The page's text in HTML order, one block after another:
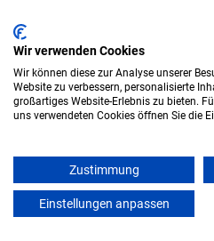
Duales Studium
virtuellen Campus -
Hagelversicherung VVaG
Vereinigte
bundesweit
Start: Oktober 2026
Wir verwenden Cookies
Wir können diese zur Analyse unserer
Website zu verbessern, personalisierte
großartiges Website-Erlebnis zu bieten.
uns verwendeten Cookies öffnen Sie die
Zustimmung
Einstellungen anpassen